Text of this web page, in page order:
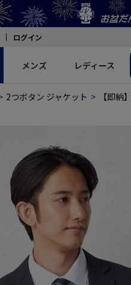
ログイン
メンズ レディース
2つボタン ジャケット 【即納